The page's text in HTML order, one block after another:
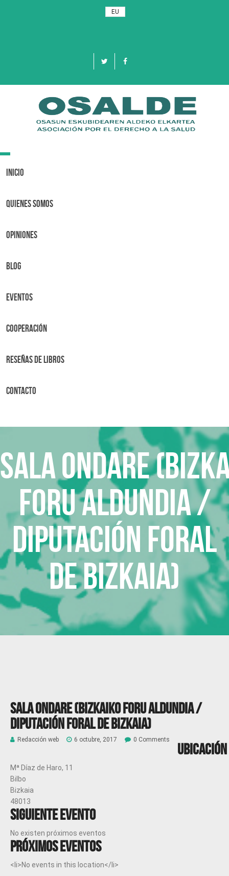
EU
Toggle
Inicio
Quienes Somos
OPINIONES
BLOG
Eventos
Cooperación
Reseñas de libros
Contacto
Sala ONDARE
Foru Aldundia /
Diputación Foral
de Bizkaia)
Sala ONDARE (Bizkaiko Foru Aldundia /
Diputación Foral de Bizkaia)
Redacción web 6 octubre, 2017 0 Comments
Ubicación
Mª Díaz de Haro, 11
Bilbo
Bizkaia
48013
Siguiente evento
No existen próximos eventos
Próximos eventos
<li>No events in this location</li>